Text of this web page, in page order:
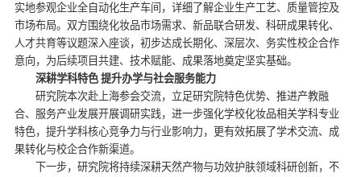
实地参观企业全自动化生产车间，详细了解企业生产工艺、质量管控及
市场布局。双方围绕化妆品市场需求、新品联合研发、科研成果转化、
人才共育等议题深入座谈，初步达成长期化、深层次、务实性校企合作
意向，为后续项目共建、技术赋能、成果落地奠定坚实基础。
深耕学科特色 提升办学与社会服务能力
研究院本次赴上海参会交流，立足研究院特色优势、推进产教融
合、服务产业发展开展调研实践，进一步强化学校化妆品相关学科专业
特色，提升学科核心竞争力与行业影响力，更有效拓展了学术交流、成
果转化与校企合作新渠道。
下一步，研究院将持续深耕天然产物与功效护肤领域科研创新，不